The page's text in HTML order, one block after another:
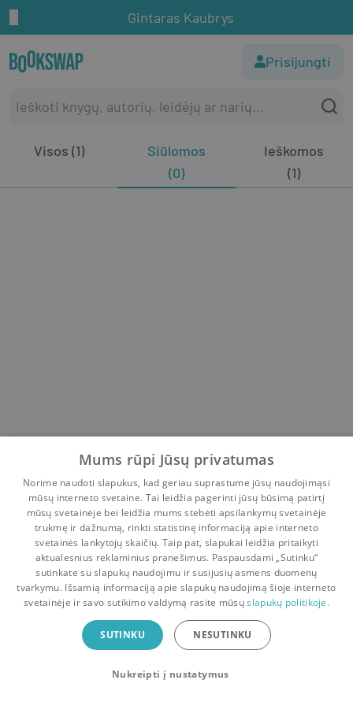
Gintaras Kaubrys
Prisijungti
Visos (1)
Siūlomos
(0)
Ieškomos
(1)
Pradinis Krepšelis Pokalbiai Pranešimai Paskyra
Bookswap programėlė
Mainykis knygomis dar patogiau!
Uždaryti
Mums rūpi Jūsų privatumas
Norime naudoti slapukus, kad geriau suprastume jūsų naudojimąsi
mūsų interneto svetaine. Tai leidžia pagerinti jūsų būsimą patirtį
mūsų svetainėje bei leidžia mums stebėti apsilankymų svetainėje
trukmę ir dažnumą, rinkti statistinę informaciją apie interneto
svetainės lankytojų skaičių. Taip pat, slapukai leidžia pritaikyti
aktualesnius reklaminius pranešimus. Paspausdami „Sutinku“
sutinkate su slapukų naudojimu ir susijusių asmens duomenų
tvarkymu. Išsamią informaciją apie slapukų naudojimą šioje interneto
svetainėje ir savo sutikimo valdymą rasite mūsųslapukų politikoje.
SUTINKU NESUTINKU
Nukreipti į nustatymus